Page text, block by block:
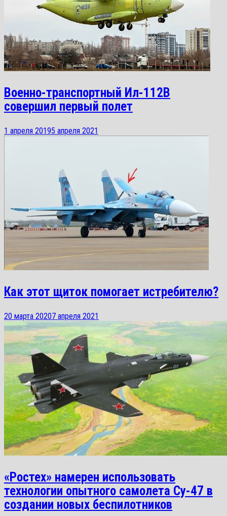
Военно-транспортный Ил-112В
совершил первый полет
1 апреля 20195 апреля 2021
Как этот щиток помогает истребителю?
20 марта 20207 апреля 2021
«Ростех» намерен использовать
технологии опытного самолета Су-47 в
создании новых беспилотников